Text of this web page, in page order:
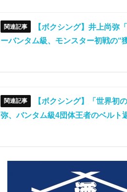
【ボクシング】井上尚
ーバンタム級、モンスター初戦の“
【ボクシング】「世界初
弥、バンタム級4団体王者のベルト